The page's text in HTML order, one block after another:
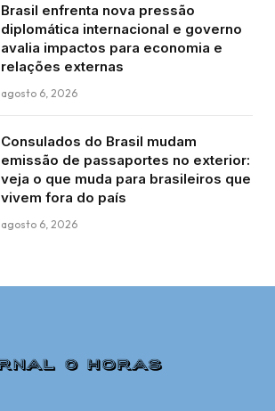
Brasil enfrenta nova pressão
diplomática internacional e governo
avalia impactos para economia e
relações externas
agosto 6, 2026
Consulados do Brasil mudam
emissão de passaportes no exterior:
veja o que muda para brasileiros que
vivem fora do país
agosto 6, 2026